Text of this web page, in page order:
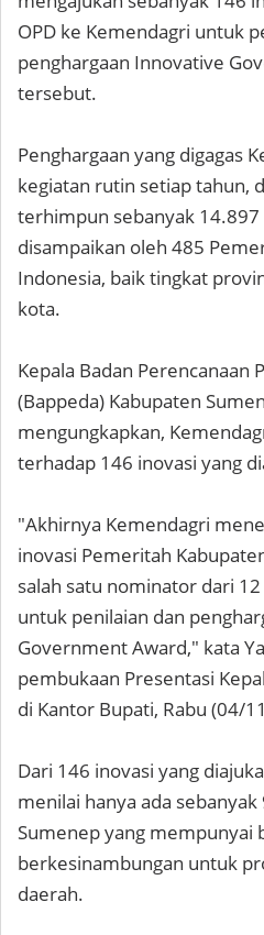
OPD ke Kemendagri untuk
penghargaan Innovative
tersebut.
Penghargaan yang digagas
kegiatan rutin setiap tahun,
terhimpun sebanyak 14.897
disampaikan oleh 485
Indonesia, baik tingkat
kota.
Kepala Badan Perencanaan
(Bappeda) Kabupaten
mengungkapkan,
terhadap 146 inovasi yang
"Akhirnya Kemendagri
inovasi Pemeritah
salah satu nominator dari
untuk penilaian dan
Government Award," kata
pembukaan Presentasi
di Kantor Bupati, Rabu (04/
Dari 146 inovasi yang
menilai hanya ada
Sumenep yang mempunyai
berkesinambungan untuk
daerah.